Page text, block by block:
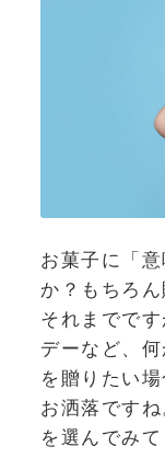
お菓子に「
か？もちろ
それまでで
デーなど、
を贈りたい
お洒落です
を選んでみて